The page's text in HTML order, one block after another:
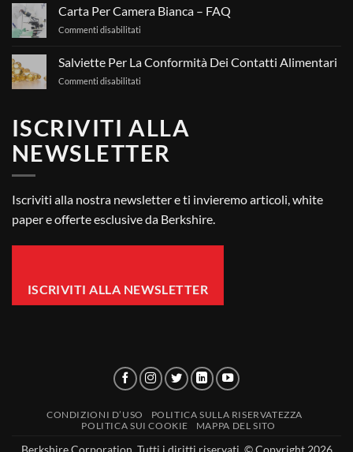
camera
Delle
Carta Per Camera Bianca – FAQ
Commenti disabilitati
Camera
Salviette Per La Conformità Dei Contatti Alimentari
Commenti disabilitati
La
Conformità
Dei
Contatti
ISCRIVITI ALLA
NEWSLETTER
Iscriviti alla nostra newsletter e ti invieremo articoli, white
paper e offerte esclusive da Berkshire.
ISCRIVITI ALLA NEWSLETTER
CONDIZIONI D’USO
POLITICA SULLA RISERVATEZZA
POLITICA SUI COOKIE
MAPPA DEL SITO
Berkshire Corporation. Tutti i diritti riservati. © Copyright 2026